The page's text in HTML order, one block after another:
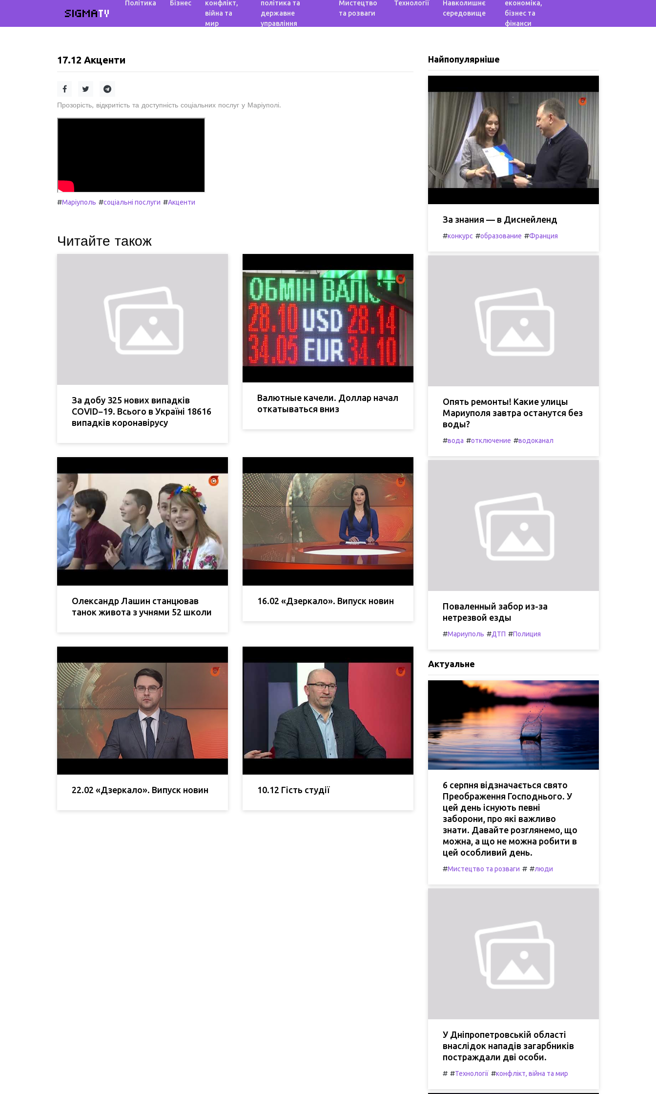
SIGMATV
Політика Бізнес
конфлікт,
війна та
мир
політика та
державне
управління
Мистецтво
та розваги
Технології
Навколишнє
середовище
економіка,
бізнес та
фінанси
17.12 Акценти
Прозорість, відкритість та доступність соціальних послуг у Маріуполі.
#Маріуполь #соціальні послуги #Акценти
Читайте також
За добу 325 нових випадків
COVID−19. Всього в Україні 18616
випадків коронавірусу
Валютные качели. Доллар начал
откатываться вниз
Олександр Лашин станцював
танок живота з учнями 52 школи
16.02 «Дзеркало». Випуск новин
22.02 «Дзеркало». Випуск новин 10.12 Гість студії
Найпопулярніше
За знания — в Диснейленд
#конкурс #образование #Франция
Опять ремонты! Какие улицы
Мариуполя завтра останутся без
воды?
#вода #отключение #водоканал
Поваленный забор из-за
нетрезвой езды
#Мариуполь #ДТП #Полиция
Актуальне
6 серпня відзначається свято
Преображення Господнього. У
цей день існують певні
заборони, про які важливо
знати. Давайте розглянемо, що
можна, а що не можна робити в
цей особливий день.
#Мистецтво та розваги # #люди
У Дніпропетровській області
внаслідок нападів загарбників
постраждали дві особи.
# #Технології #конфлікт, війна та мир